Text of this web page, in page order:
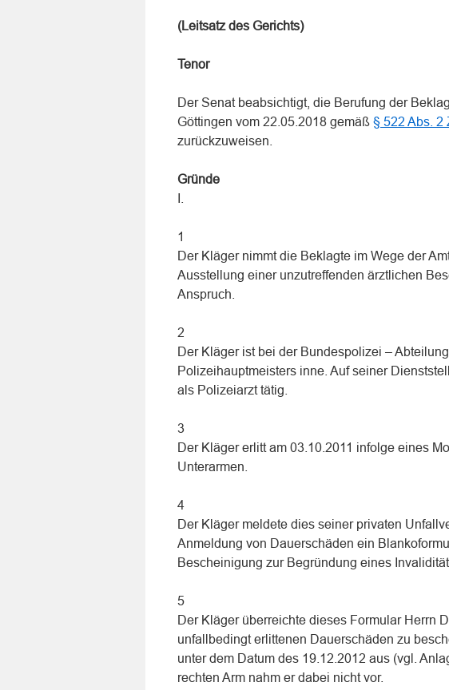
(Leitsatz des Gerichts)
Tenor
Der Senat beabsichtigt, die Berufung der
Göttingen vom 22.05.2018 gemäß § 522 Abs. 2
zurückzuweisen.
Gründe
1
Der Kläger nimmt die Beklagte im Wege der
Ausstellung einer unzutreffenden ärztlichen
Anspruch.
2
Der Kläger ist bei der Bundespolizei –
Polizeihauptmeisters inne. Auf seiner
als Polizeiarzt tätig.
3
Der Kläger erlitt am 03.10.2011 infolge eines
Unterarmen.
4
Der Kläger meldete dies seiner privaten
Anmeldung von Dauerschäden ein
Bescheinigung zur Begründung eines
5
Der Kläger überreichte dieses Formular Herrn
unfallbedingt erlittenen Dauerschäden zu
unter dem Datum des 19.12.2012 aus (vgl.
rechten Arm nahm er dabei nicht vor.